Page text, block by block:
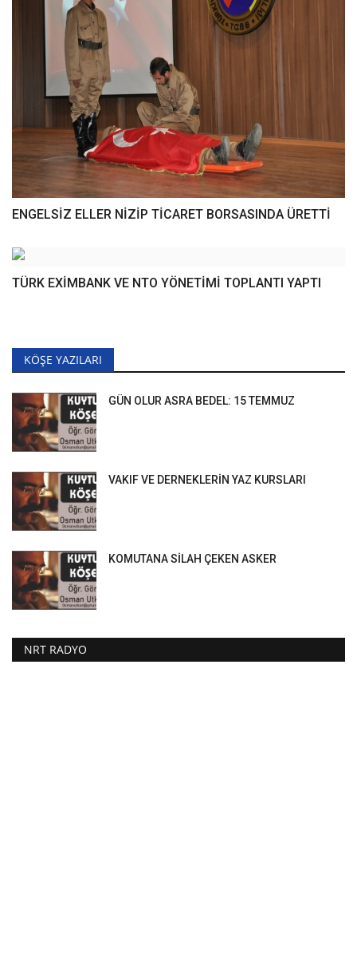
ENGELSİZ ELLER NİZİP TİCARET BORSASINDA ÜRETTİ
TÜRK EXİMBANK VE NTO YÖNETİMİ TOPLANTI YAPTI
KÖŞE YAZILARI
GÜN OLUR ASRA BEDEL: 15 TEMMUZ
VAKIF VE DERNEKLERİN YAZ KURSLARI
KOMUTANA SİLAH ÇEKEN ASKER
NRT RADYO